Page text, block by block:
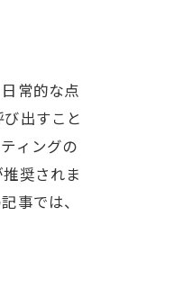
常的な点
出すこと
ィングの
奨されま
事では、